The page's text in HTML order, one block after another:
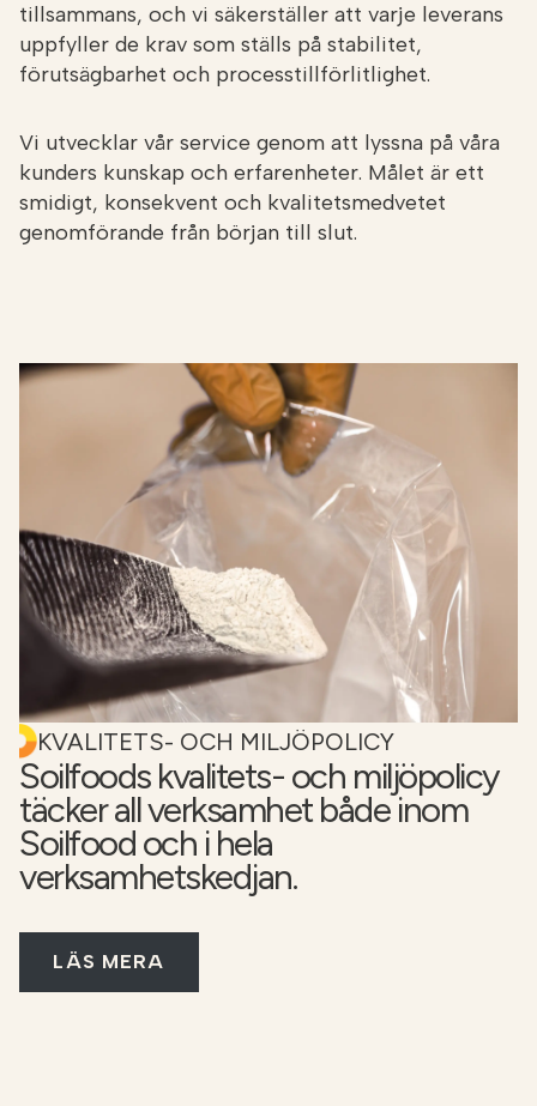
tillsammans, och vi säkerställer att varje leverans
uppfyller de krav som ställs på stabilitet,
förutsägbarhet och processtillförlitlighet.
Vi utvecklar vår service genom att lyssna på våra
kunders kunskap och erfarenheter. Målet är ett
smidigt, konsekvent och kvalitetsmedvetet
genomförande från början till slut.
KVALITETS- OCH MILJÖPOLICY
Soilfoods kvalitets- och miljöpolicy
täcker all verksamhet både inom
Soilfood och i hela
verksamhetskedjan.
LÄS MERA